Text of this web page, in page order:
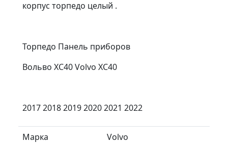
корпус торпедо целый .
Торпедо Панель приборов
Вольво ХС40 Volvo XC40
2017 2018 2019 2020 2021 2022
Марка
Volvo